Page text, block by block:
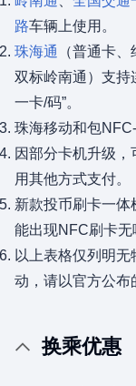
路车辆上使用。
珠海通
（普通卡
双标岭南通）支持
一卡/码”。
珠海移动和包
因部分卡机升级
用其他方式支付。
新款投币刷卡一
能出现NFC刷卡无
以上表格仅列明
动，请以官方公布
换乘优惠